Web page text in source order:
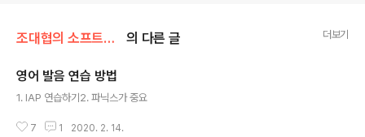
조대협의 소프트웨어 개발 의 다른 글 더보기
영어 발음 연습 방법
1. IAP 연습하기2. 파닉스가 중요
7 1 2020. 2. 14.